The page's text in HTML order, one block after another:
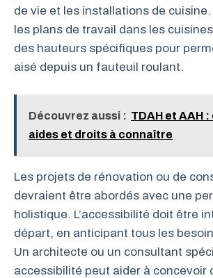
de vie et les installations de
les plans de travail dans les
des hauteurs spécifiques pour
aisé depuis un fauteuil roulant.
Découvrez aussi : TDAH et AAH
aides et droits à connaître
Les projets de rénovation ou de
devraient être abordés avec une
holistique. L’accessibilité doit être
départ, en anticipant tous les
Un architecte ou un consultant
accessibilité peut aider à concevoir